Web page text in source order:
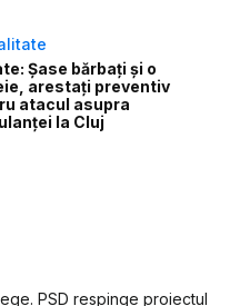
Șase bărbați și o
arestați preventiv
atacul asupra
la Cluj
PSD respinge proiectul